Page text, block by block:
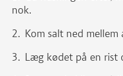
nok.
Kom salt ned mellem
Læg kødet på en rist